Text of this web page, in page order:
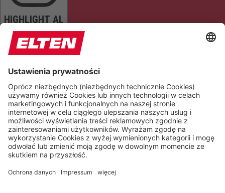
HIGHLIGHT AL
READ PAGE MUTE SOUNDS STOP ANIMATIONS
Reset Settings